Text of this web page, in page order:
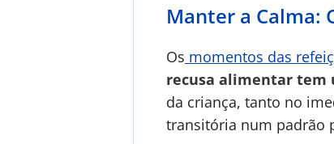
Manter a Calma:
Os momentos das
recusa alimentar tem
da criança, tanto no
transitória num padrão